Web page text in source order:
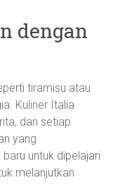
dengan
tiramisu atau
Kuliner Italia
dan setiap
yang
untuk dipelajari
melanjutkan